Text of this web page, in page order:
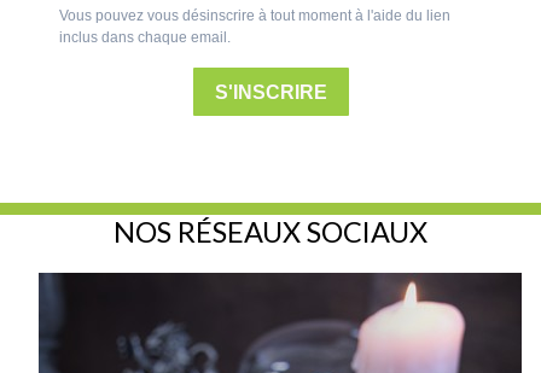
Vous pouvez vous désinscrire à tout moment à l'aide du lien
inclus dans chaque email.
S'INSCRIRE
NOS RÉSEAUX SOCIAUX